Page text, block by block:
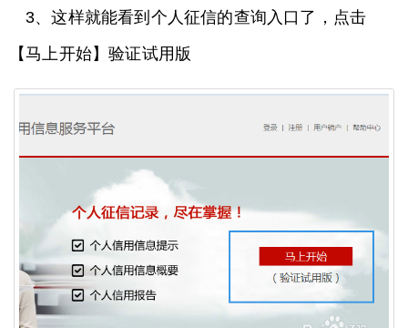
3、这样就能看到个人征信的查询入口了，点击
【马上开始】验证试用版